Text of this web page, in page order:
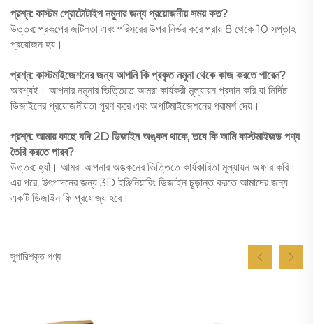
প্রশ্ন: কাস্টম প্রোটোটাইপ নমুনার জন্য প্রয়োজনীয় সময় কত?
উত্তর: প্রকল্পের জটিলতা এবং পরিসরের উপর নির্ভর করে প্রায় 8 থেকে 10 সপ্তাহ
প্রয়োজন হয়।
প্রশ্ন: কাস্টমাইজেশনের জন্য আপনি কি প্রকৃত নমুনা থেকে কাজ করতে পারেন?
অবশ্যই। আপনার নমুনার ভিত্তিতে আমরা কার্যকরী মূল্যায়ন প্রদান করি যা নির্দিষ্ট
ডিজাইনের প্রয়োজনীয়তা পূরণ করে এবং অপটিমাইজেশনের পরামর্শ দেয়।
প্রশ্ন: আমার কাছে যদি 2D ডিজাইন অঙ্কন থাকে, তবে কি আমি কাস্টমাইজড পণ্য
তৈরি করতে পারব?
উত্তর: হ্যাঁ। আমরা আপনার অঙ্কনের ভিত্তিতে কার্যকারিতা মূল্যায়ন অফার করি।
এর পরে, উৎপাদনের জন্য 3D ইঞ্জিনিয়ারিং ডিজাইন চূড়ান্ত করতে আমাদের জন্য
একটি ডিজাইন ফি প্রযোজ্য হবে।
সুপারিশকৃত পণ্য